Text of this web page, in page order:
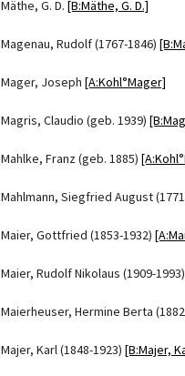
Mäthe, G. D. [B:Mäthe, G. D.]
Magenau, Rudolf (1767-1846)
Mager, Joseph [A:Kohl°Mager]
Magris, Claudio (geb. 1939)
Mahlke, Franz (geb. 1885)
Mahlmann, Siegfried August
Maier, Gottfried (1853-1932)
Maier, Rudolf Nikolaus (1909-1993)
Maierheuser, Hermine Berta
Majer, Karl (1848-1923) [B:Majer,